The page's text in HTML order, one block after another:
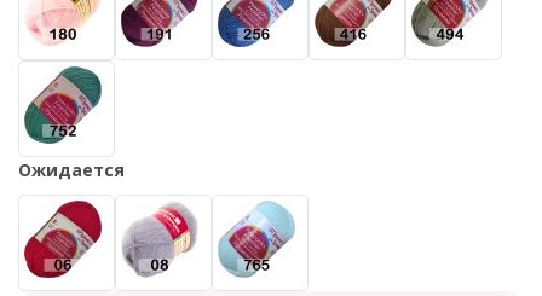
Ожидается